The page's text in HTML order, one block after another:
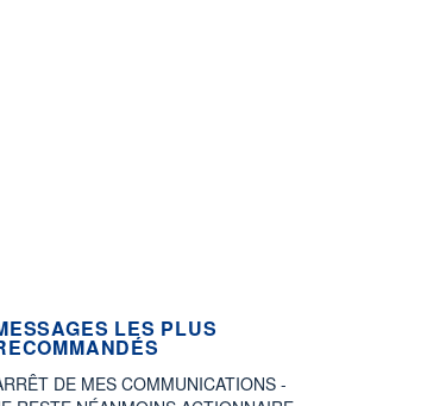
LES PLUS
DE MES COMMUNICATIONS -